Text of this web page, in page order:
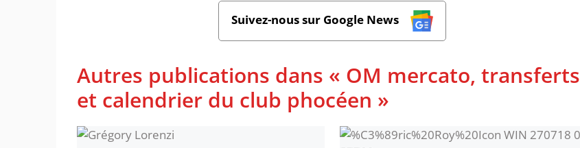
Suivez-nous sur Google News
Autres publications dans « OM mercato, transferts
et calendrier du club phocéen »